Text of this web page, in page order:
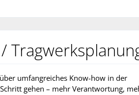
umfangreiches Know-how in der
gehen – mehr Verantwortung,